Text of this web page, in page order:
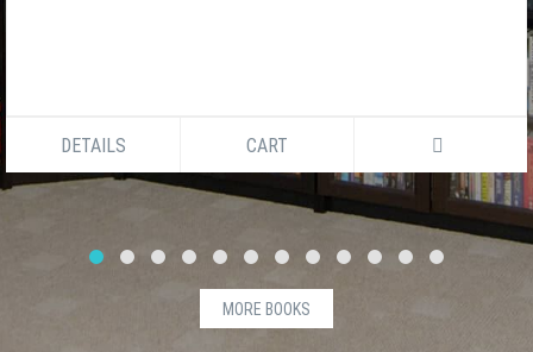
DETAILS CART
MORE BOOKS